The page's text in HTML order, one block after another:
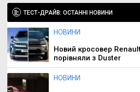
ТЕСТ-ДРАЙВ: ОСТАННІ НОВИНИ
НОВИНИ
Новий кросовер
порівняли з Duster
НОВИНИ